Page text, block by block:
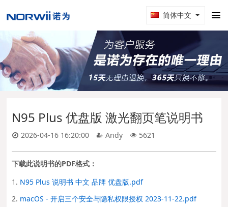
简体中文
N95 Plus 优盘版 激光翻页笔说明书
2026-04-16 16:20:00 Andy 5621
下载此说明书的PDF格式：
1. N95 Plus 说明书 中文 品牌 优盘版.pdf
2. macOS - 开启三个安全与隐私权限授权 2023-11-22.pdf